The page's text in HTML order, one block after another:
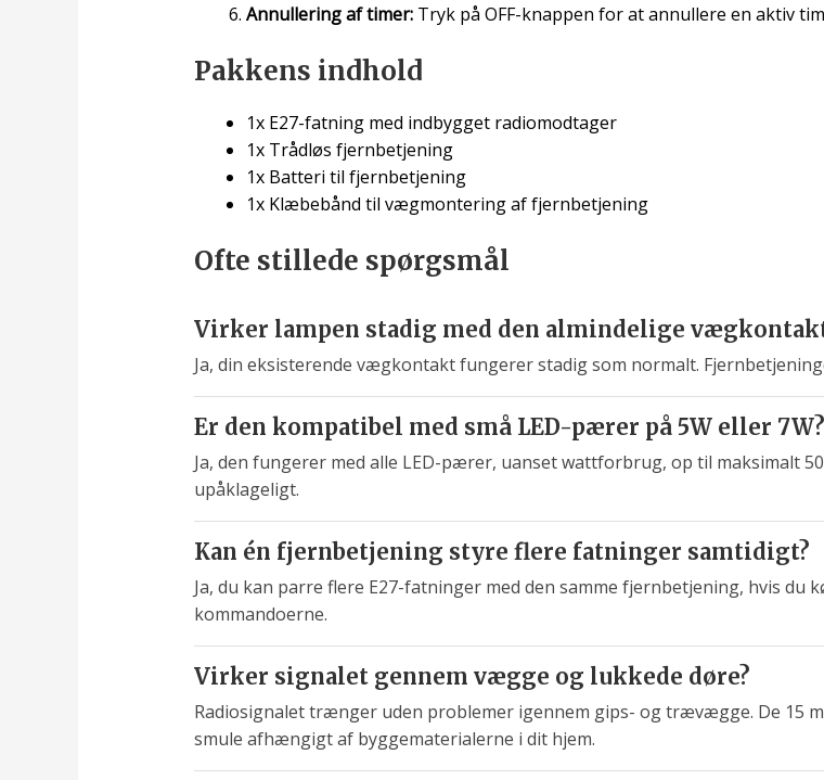
Annullering af timer:Tryk på OFF-knappen for at annullere en aktiv
Pakkens indhold
1x E27-fatning med indbygget radiomodtager
1x Trådløs fjernbetjening
1x Batteri til fjernbetjening
1x Klæbebånd til vægmontering af fjernbetjening
Ofte stillede spørgsmål
Virker lampen stadig med den almindelige
Ja, din eksisterende vægkontakt fungerer stadig som normalt.
Er den kompatibel med små LED-pærer på 5W eller 7W?
Ja, den fungerer med alle LED-pærer, uanset wattforbrug, op til maksimalt
upåklageligt.
Kan én fjernbetjening styre flere fatninger samtidigt?
Ja, du kan parre flere E27-fatninger med den samme fjernbetjening, hvis du
kommandoerne.
Virker signalet gennem vægge og lukkede døre?
Radiosignalet trænger uden problemer igennem gips- og trævægge. De 15
smule afhængigt af byggematerialerne i dit hjem.